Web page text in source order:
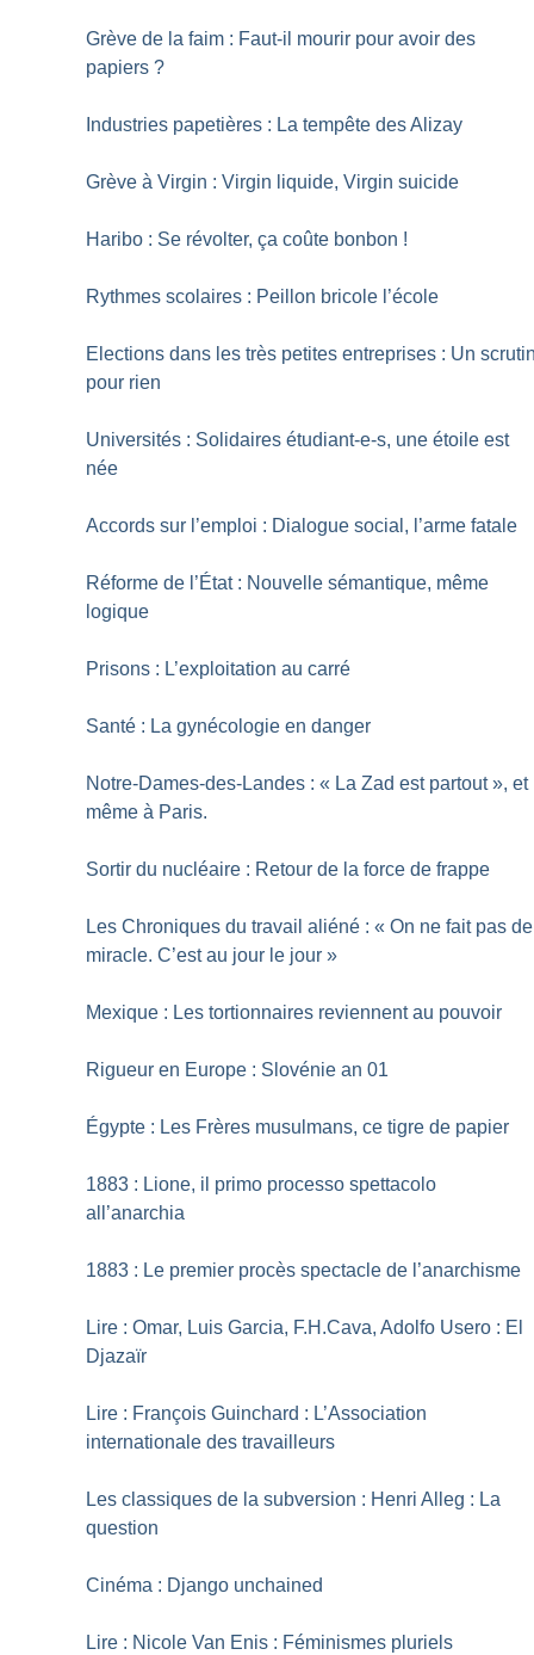
Grève de la faim : Faut-il mourir pour avoir des
papiers ?
Industries papetières : La tempête des Alizay
Grève à Virgin : Virgin liquide, Virgin suicide
Haribo : Se révolter, ça coûte bonbon !
Rythmes scolaires : Peillon bricole l’école
Elections dans les très petites entreprises : Un
pour rien
Universités : Solidaires étudiant-e-s, une étoile est
née
Accords sur l’emploi : Dialogue social, l’arme fatale
Réforme de l’État : Nouvelle sémantique, même
logique
Prisons : L’exploitation au carré
Santé : La gynécologie en danger
Notre-Dames-des-Landes : « La Zad est partout », et
même à Paris.
Sortir du nucléaire : Retour de la force de frappe
Les Chroniques du travail aliéné : « On ne fait pas de
miracle. C’est au jour le jour »
Mexique : Les tortionnaires reviennent au pouvoir
Rigueur en Europe : Slovénie an 01
Égypte : Les Frères musulmans, ce tigre de papier
1883 : Lione, il primo processo spettacolo
all’anarchia
1883 : Le premier procès spectacle de l’anarchisme
Lire : Omar, Luis Garcia, F.H.Cava, Adolfo Usero : El
Djazaïr
Lire : François Guinchard : L’Association
internationale des travailleurs
Les classiques de la subversion : Henri Alleg : La
question
Cinéma : Django unchained
Lire : Nicole Van Enis : Féminismes pluriels